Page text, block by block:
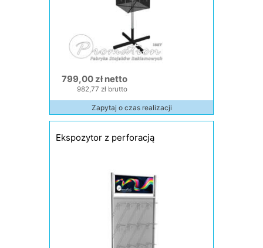
799,00 zł netto
982,77 zł brutto
Zapytaj o czas realizacji
Ekspozytor z perforacją